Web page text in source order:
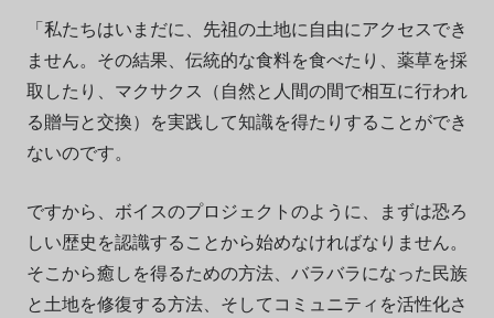
「私たちはいまだに、先祖の土地に自由にアクセスでき
ません。その結果、伝統的な食料を食べたり、薬草を採
取したり、マクサクス（自然と人間の間で相互に行われ
る贈与と交換）を実践して知識を得たりすることができ
ないのです。
ですから、ボイスのプロジェクトのように、まずは恐ろ
しい歴史を認識することから始めなければなりません。
そこから癒しを得るための方法、バラバラになった民族
と土地を修復する方法、そしてコミュニティを活性化さ